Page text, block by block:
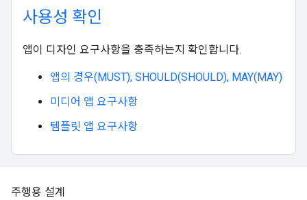
사용성 확인
앱이 디자인 요구사항을 충족하는지 확인합니다.
앱의 경우(MUST), SHOULD(SHOULD), MAY(MAY)
미디어 앱 요구사항
템플릿 앱 요구사항
주행용 설계